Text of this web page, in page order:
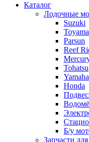
Каталог
Лодочные
Suzuki
Toyama
Parsun
Reef
Tohatsu
Yamaha
Honda
Б/у
Запчасти